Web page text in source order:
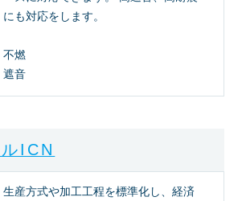
にも対応をします。
不燃
遮音
ICN
生産方式や加工工程を標準化し、経済